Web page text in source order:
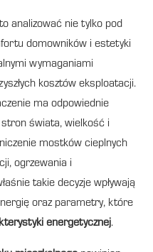
analizować nie tylko pod
domowników i estetyki
wymaganiami
kosztów eksploatacji.
ma odpowiednie
świata, wielkość i
mostków cieplnych
ogrzewania i
takie decyzje wpływają
oraz parametry, które
energetycznej.